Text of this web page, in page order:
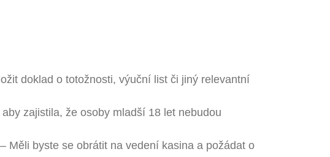
doklad o totožnosti, výuční list či jiný relevantní
zajistila, že osoby mladší 18 let nebudou
– Měli byste se obrátit na vedení kasina a požádat o